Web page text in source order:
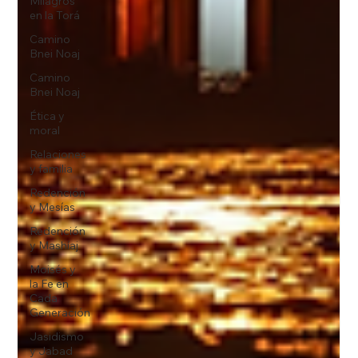
en la Torá
Camino
Bnei Noaj
Camino
Bnei Noaj
Ética y
moral
Relaciones
y familia
Redención
y Mesías
Redención
y Mashíaj
Moisés y
la Fe en
Cada
Generación
Jasidismo
y Jabad